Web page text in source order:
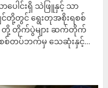
ေါင်းရှိ သဲဖြူနှင့် သာ
ျင်တို့တွင် ရွေးတုအစိုးရစစ်
တို့ တိုက်ပွဲများ ဆက်တိုက်
း စစ်တပ်ဘက်မှ သေဆုံးနှင့်...